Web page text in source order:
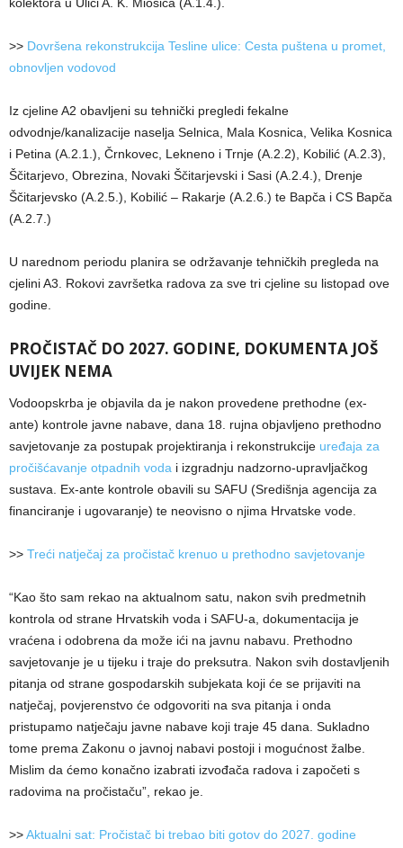
>> Dovršena rekonstrukcija Tesline ulice: Cesta puštena u promet,
obnovljen vodovod
Iz cjeline A2 obavljeni su tehnički pregledi fekalne
odvodnje/kanalizacije naselja Selnica, Mala Kosnica, Velika Kosnica
i Petina (A.2.1.), Črnkovec, Lekneno i Trnje (A.2.2), Kobilić (A.2.3),
Ščitarjevo, Obrezina, Novaki Ščitarjevski i Sasi (A.2.4.), Drenje
Ščitarjevsko (A.2.5.), Kobilić – Rakarje (A.2.6.) te Bapča i CS Bapča
(A.2.7.)
U narednom periodu planira se održavanje tehničkih pregleda na
cjelini A3. Rokovi završetka radova za sve tri cjeline su listopad ove
godine.
PROČISTAČ DO 2027. GODINE, DOKUMENTA JOŠ
UVIJEK NEMA
Vodoopskrba je objavila da je nakon provedene prethodne (ex-
ante) kontrole javne nabave, dana 18. rujna objavljeno prethodno
savjetovanje za postupak projektiranja i rekonstrukcije uređaja za
pročišćavanje otpadnih voda i izgradnju nadzorno-upravljačkog
sustava. Ex-ante kontrole obavili su SAFU (Središnja agencija za
financiranje i ugovaranje) te neovisno o njima Hrvatske vode.
>> Treći natječaj za pročistač krenuo u prethodno savjetovanje
“Kao što sam rekao na aktualnom satu, nakon svih predmetnih
kontrola od strane Hrvatskih voda i SAFU-a, dokumentacija je
vraćena i odobrena da može ići na javnu nabavu. Prethodno
savjetovanje je u tijeku i traje do preksutra. Nakon svih dostavljenih
pitanja od strane gospodarskih subjekata koji će se prijaviti na
natječaj, povjerenstvo će odgovoriti na sva pitanja i onda
pristupamo natječaju javne nabave koji traje 45 dana. Sukladno
tome prema Zakonu o javnoj nabavi postoji i mogućnost žalbe.
Mislim da ćemo konačno izabrati izvođača radova i započeti s
radovima na pročistaču”, rekao je.
>>Aktualni sat: Pročistač bi trebao biti gotov do 2027. godine